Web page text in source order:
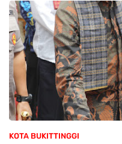
KOTA BUKITTINGGI